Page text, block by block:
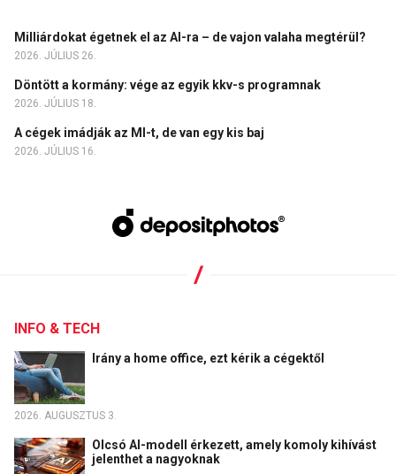
Milliárdokat égetnek el az AI-ra – de vajon valaha megtérül?
2026. JÚLIUS 26.
Döntött a kormány: vége az egyik kkv-s programnak
2026. JÚLIUS 18.
A cégek imádják az MI-t, de van egy kis baj
2026. JÚLIUS 16.
INFO & TECH
Irány a home office, ezt kérik a cégektől
2026. AUGUSZTUS 3.
Olcsó AI-modell érkezett, amely komoly kihívást
jelenthet a nagyoknak